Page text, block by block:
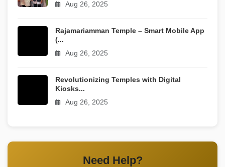
Aug 26, 2025
Rajamariamman Temple – Smart Mobile App
(...
Aug 26, 2025
Revolutionizing Temples with Digital
Kiosks...
Aug 26, 2025
Need Help?